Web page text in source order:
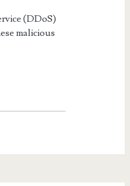
(DDoS)
malicious